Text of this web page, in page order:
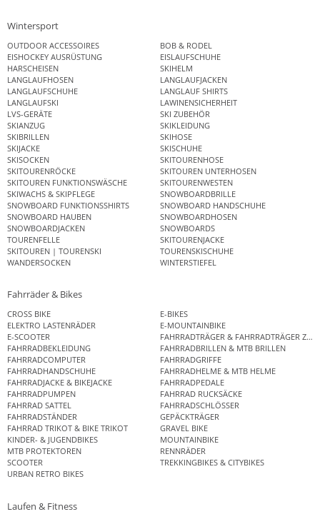
Wintersport
OUTDOOR ACCESSOIRES
BOB & RODEL
EISHOCKEY AUSRÜSTUNG
EISLAUFSCHUHE
HARSCHEISEN
SKIHELM
LANGLAUFHOSEN
LANGLAUFJACKEN
LANGLAUFSCHUHE
LANGLAUF SHIRTS
LANGLAUFSKI
LAWINENSICHERHEIT
LVS-GERÄTE
SKI ZUBEHÖR
SKIANZUG
SKIKLEIDUNG
SKIBRILLEN
SKIHOSE
SKIJACKE
SKISCHUHE
SKISOCKEN
SKITOURENHOSE
SKITOURENRÖCKE
SKITOUREN UNTERHOSEN
SKITOUREN FUNKTIONSWÄSCHE
SKITOURENWESTEN
SKIWACHS & SKIPFLEGE
SNOWBOARDBRILLE
SNOWBOARD FUNKTIONSSHIRTS
SNOWBOARD HANDSCHUHE
SNOWBOARD HAUBEN
SNOWBOARDHOSEN
SNOWBOARDJACKEN
SNOWBOARDS
TOURENFELLE
SKITOURENJACKE
SKITOUREN | TOURENSKI
TOURENSKISCHUHE
WANDERSOCKEN
WINTERSTIEFEL
Fahrräder & Bikes
CROSS BIKE
E-BIKES
ELEKTRO LASTENRÄDER
E-MOUNTAINBIKE
E-SCOOTER
FAHRRADTRÄGER & FAHRRADTRÄGER
FAHRRADBEKLEIDUNG
FAHRRADBRILLEN & MTB BRILLEN
FAHRRADCOMPUTER
FAHRRADGRIFFE
FAHRRADHANDSCHUHE
FAHRRADHELME & MTB HELME
FAHRRADJACKE & BIKEJACKE
FAHRRADPEDALE
FAHRRADPUMPEN
FAHRRAD RUCKSÄCKE
FAHRRAD SATTEL
FAHRRADSCHLÖSSER
FAHRRADSTÄNDER
GEPÄCKTRÄGER
FAHRRAD TRIKOT & BIKE TRIKOT
GRAVEL BIKE
KINDER- & JUGENDBIKES
MOUNTAINBIKE
MTB PROTEKTOREN
RENNRÄDER
SCOOTER
TREKKINGBIKES & CITYBIKES
URBAN RETRO BIKES
Laufen & Fitness